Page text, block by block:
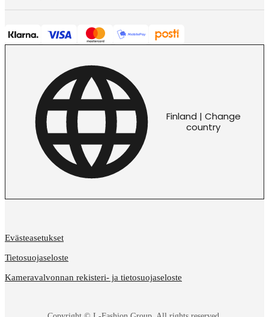
Finland | Change
country
Evästeasetukset
Tietosuojaseloste
Kameravalvonnan rekisteri- ja tietosuojaseloste